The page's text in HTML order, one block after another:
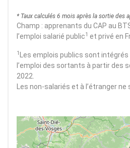
* Taux calculés 6 mois après la sortie des
Champ : apprenants du CAP au
l’emploi salarié public1 et privé en
1
Les emplois publics sont
l’emploi des sortants à partir des
2022.
Les non-salariés et à l’étranger